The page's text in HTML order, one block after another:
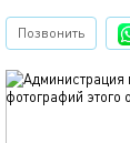
Позвонить